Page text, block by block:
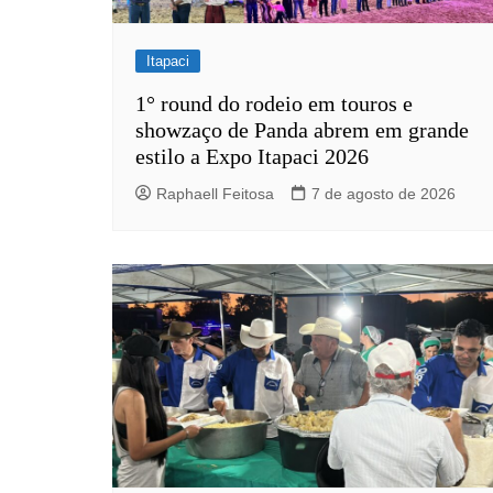
Itapaci
1° round do rodeio em touros e
showzaço de Panda abrem em grande
estilo a Expo Itapaci 2026
Raphaell Feitosa 7 de agosto de 2026